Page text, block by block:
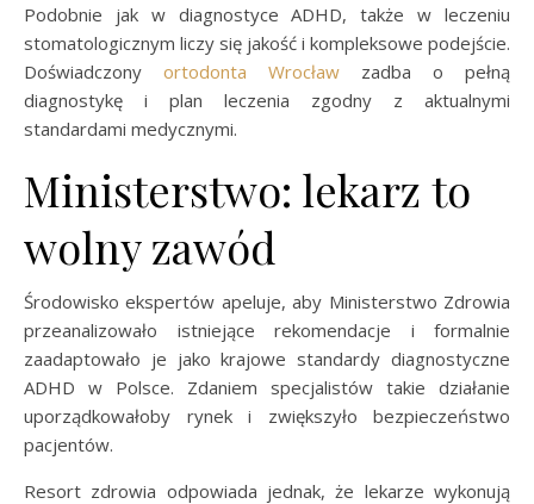
Podobnie jak w diagnostyce ADHD, także w leczeniu
stomatologicznym liczy się jakość i kompleksowe podejście.
Doświadczony ortodonta Wrocław zadba o pełną
diagnostykę i plan leczenia zgodny z aktualnymi
standardami medycznymi.
Ministerstwo: lekarz to
wolny zawód
Środowisko ekspertów apeluje, aby Ministerstwo Zdrowia
przeanalizowało istniejące rekomendacje i formalnie
zaadaptowało je jako krajowe standardy diagnostyczne
ADHD w Polsce. Zdaniem specjalistów takie działanie
uporządkowałoby rynek i zwiększyło bezpieczeństwo
pacjentów.
Resort zdrowia odpowiada jednak, że lekarze wykonują